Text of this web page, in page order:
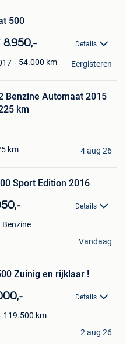
500
8.950,- Details
54.000 km Eergisteren
Benzine Automaat 2015
km
km 4 aug 26
Sport Edition 2016
Details
Benzine
Vandaag
Zuinig en rijklaar !
Details
119.500 km
2 aug 26